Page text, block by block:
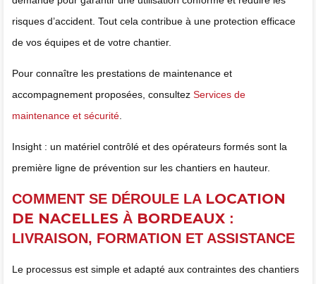
risques d’accident. Tout cela contribue à une protection efficace
de vos équipes et de votre chantier.
Pour connaître les prestations de maintenance et
accompagnement proposées, consultez Services de
maintenance et sécurité
Insight : un matériel contrôlé et des opérateurs formés sont la
première ligne de prévention sur les chantiers en hauteur.
COMMENT SE DÉROULE LA LOCATION
DE NACELLES À BORDEAUX :
LIVRAISON, FORMATION ET ASSISTANCE
Le processus est simple et adapté aux contraintes des chantiers